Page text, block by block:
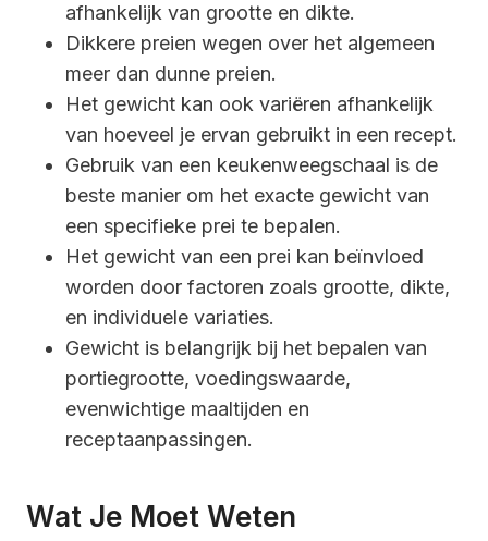
afhankelijk van grootte en dikte.
Dikkere preien wegen over het algemeen
meer dan dunne preien.
Het gewicht kan ook variëren afhankelijk
van hoeveel je ervan gebruikt in een recept.
Gebruik van een keukenweegschaal is de
beste manier om het exacte gewicht van
een specifieke prei te bepalen.
Het gewicht van een prei kan beïnvloed
worden door factoren zoals grootte, dikte,
en individuele variaties.
Gewicht is belangrijk bij het bepalen van
portiegrootte, voedingswaarde,
evenwichtige maaltijden en
receptaanpassingen.
Wat Je Moet Weten